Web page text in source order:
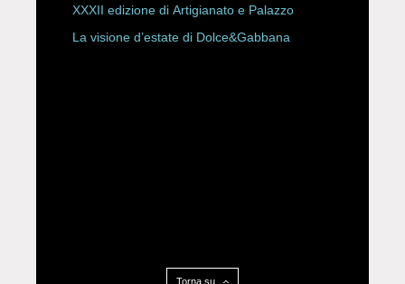
XXXII edizione di Artigianato e Palazzo
La visione d’estate di Dolce&Gabbana
Torna su